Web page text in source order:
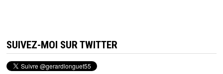
SUIVEZ-MOI SUR TWITTER